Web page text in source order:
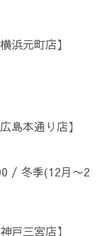
浜元町店】
島本通り店】
/ 冬季(12月〜2
戸三宮店】